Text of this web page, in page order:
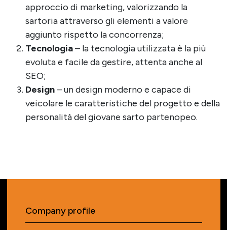
approccio di marketing, valorizzando la
sartoria attraverso gli elementi a valore
aggiunto rispetto la concorrenza;
Tecnologia– la tecnologia utilizzata è la più
evoluta e facile da gestire, attenta anche al
SEO;
Design– un design moderno e capace di
veicolare le caratteristiche del progetto e della
personalità del giovane sarto partenopeo.
Company profile